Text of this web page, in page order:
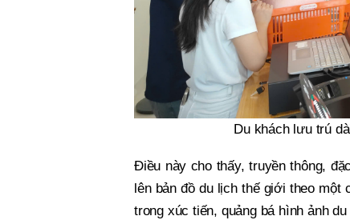
Du khách lưu trú
Điều này cho thấy, truyền thông,
lên bản đồ du lịch thế giới theo
trong xúc tiến, quảng bá hình ảnh